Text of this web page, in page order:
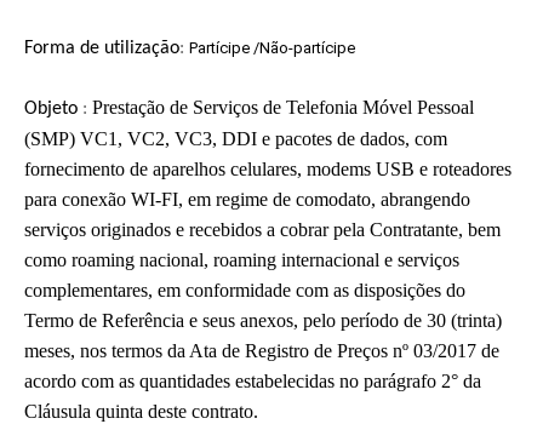
Forma de utilização: Partícipe /Não-partícipe
Objeto : Prestação de Serviços de Telefonia Móvel Pessoal
(SMP) VC1, VC2, VC3, DDI e pacotes de dados, com
fornecimento de aparelhos celulares, modems USB e roteadores
para conexão WI-FI, em regime de comodato, abrangendo
serviços originados e recebidos a cobrar pela Contratante, bem
como roaming nacional, roaming internacional e serviços
complementares, em conformidade com as disposições do
Termo de Referência e seus anexos, pelo período de 30 (trinta)
meses, nos termos da Ata de Registro de Preços nº 03/2017 de
acordo com as quantidades estabelecidas no parágrafo 2° da
Cláusula quinta deste contrato.